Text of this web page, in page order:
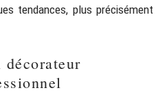
tendances, plus précisément
décorateur